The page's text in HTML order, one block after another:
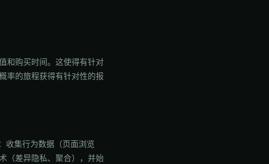
和购买时间。这使得有针对
率的旅程获得有针对性的报
收集行为数据（页面浏览
（差异隐私、聚合），并始